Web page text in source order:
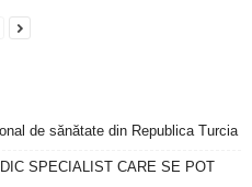
de sănătate din Republica Turcia
SPECIALIST CARE SE POT